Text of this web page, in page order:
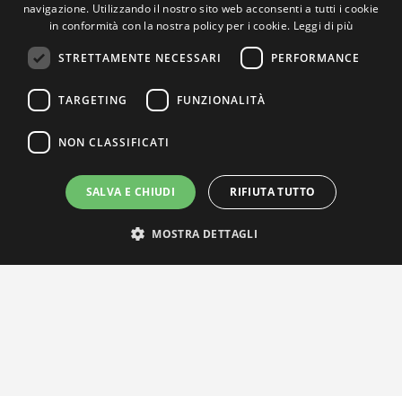
navigazione. Utilizzando il nostro sito web acconsenti a tutti i cookie
in conformità con la nostra policy per i cookie. Leggi di più
STRETTAMENTE NECESSARI PERFORMANCE
TARGETING FUNZIONALITÀ
NON CLASSIFICATI
SALVA E CHIUDI RIFIUTA TUTTO
MOSTRA DETTAGLI